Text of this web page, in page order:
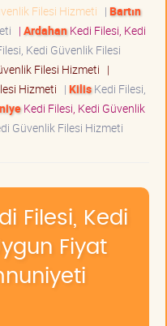
Filesi Hizmeti | Bartın
| ArdahanKedi Filesi, Kedi
Kedi Güvenlik Filesi
Filesi Hizmeti |
Hizmeti | KilisKedi Filesi,
Kedi Filesi, Kedi Güvenlik
Güvenlik Filesi Hizmeti
Filesi, Kedi
Fiyat